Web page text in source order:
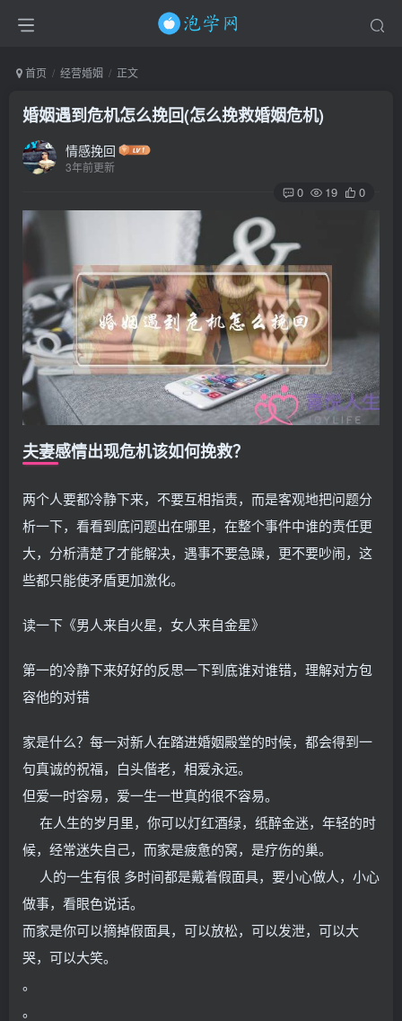
首页 经营婚姻 正文
婚姻遇到危机怎么挽回(怎么挽救婚姻危机)
情感挽回
3年前更新
0 19 0
夫妻感情出现危机该如何挽救？
两个人要都冷静下来，不要互相指责，而是客观地把问题分
析一下，看看到底问题出在哪里，在整个事件中谁的责任更
大，分析清楚了才能解决，遇事不要急躁，更不要吵闹，这
些都只能使矛盾更加激化。
读一下《男人来自火星，女人来自金星》
第一的冷静下来好好的反思一下到底谁对谁错，理解对方包
容他的对错
家是什么？每一对新人在踏进婚姻殿堂的时候，都会得到一
句真诚的祝福，白头偕老，相爱永远。
但爱一时容易，爱一生一世真的很不容易。
在人生的岁月里，你可以灯红酒绿，纸醉金迷，年轻的时
候，经常迷失自己，而家是疲惫的窝，是疗伤的巢。
人的一生有很 多时间都是戴着假面具，要小心做人，小心
做事，看眼色说话。
而家是你可以摘掉假面具，可以放松，可以发泄，可以大
哭，可以大笑。
。
。